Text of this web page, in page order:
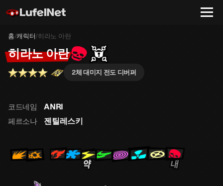
홈/캐릭터/히라노 아란
히라노 아란
2체 대미지 전도 디버퍼
코드네임 ANRI
페르소나 젠틸레스키